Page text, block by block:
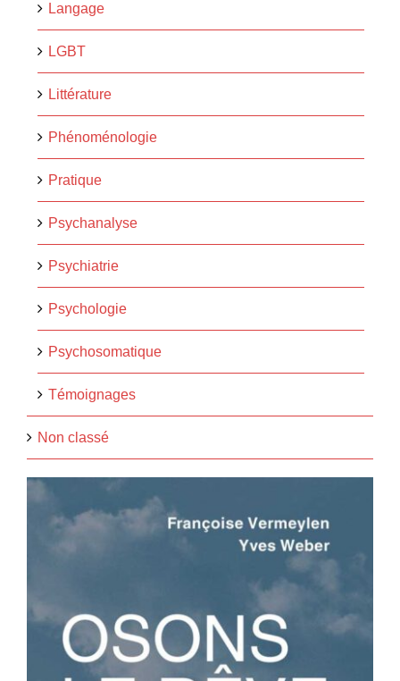
Langage
LGBT
Littérature
Phénoménologie
Pratique
Psychanalyse
Psychiatrie
Psychologie
Psychosomatique
Témoignages
Non classé